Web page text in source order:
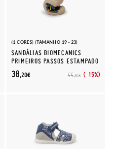
(1 CORES) (TAMANHO 19 - 23)
SANDÁLIAS BIOMECANICS
PRIMEIROS PASSOS ESTAMPADO
44,95€ (-15%)
38,20€